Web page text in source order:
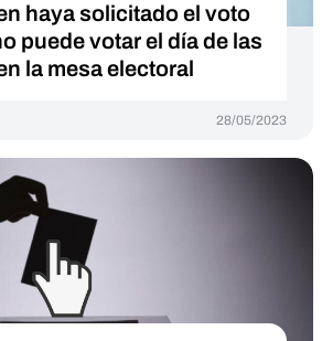
haya solicitado el voto
puede votar el día de las
la mesa electoral
28/05/2023